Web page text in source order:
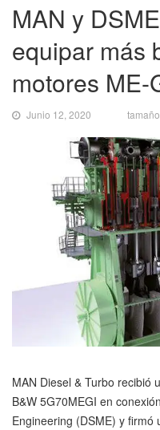
MAN y
equipar más
motores ME-
Junio 12, 2020
MAN Diesel & Turbo recibió
B&W 5G70MEGI en
Engineering (DSME) y